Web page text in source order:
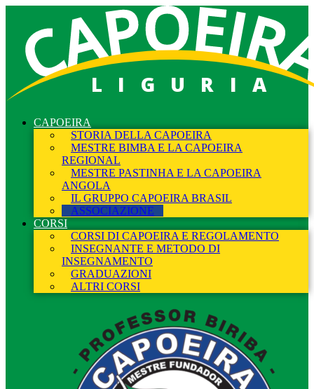
LIGURIA
CAPOEIRA
STORIA DELLA CAPOEIRA
MESTRE BIMBA E LA CAPOEIRA
REGIONAL
MESTRE PASTINHA E LA CAPOEIRA
ANGOLA
IL GRUPPO CAPOEIRA BRASIL
ASSOCIAZIONE
CORSI
CORSI DI CAPOEIRA E REGOLAMENTO
INSEGNANTE E METODO DI
INSEGNAMENTO
GRADUAZIONI
ALTRI CORSI